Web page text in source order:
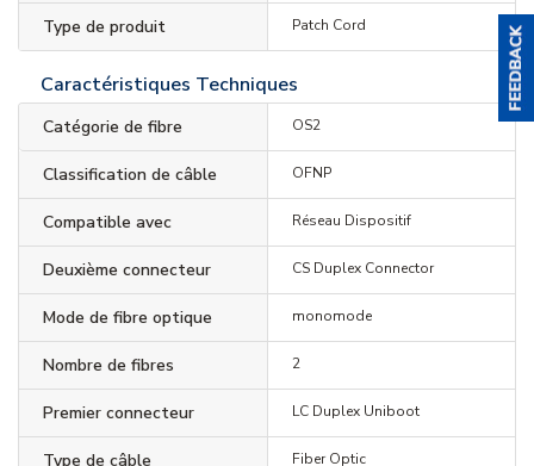
Type de produit Patch Cord
Caractéristiques Techniques
Catégorie de fibre OS2
Classification de câble OFNP
Compatible avec Réseau Dispositif
Deuxième connecteur CS Duplex Connector
Mode de fibre optique monomode
Nombre de fibres 2
Premier connecteur LC Duplex Uniboot
Type de câble Fiber Optic